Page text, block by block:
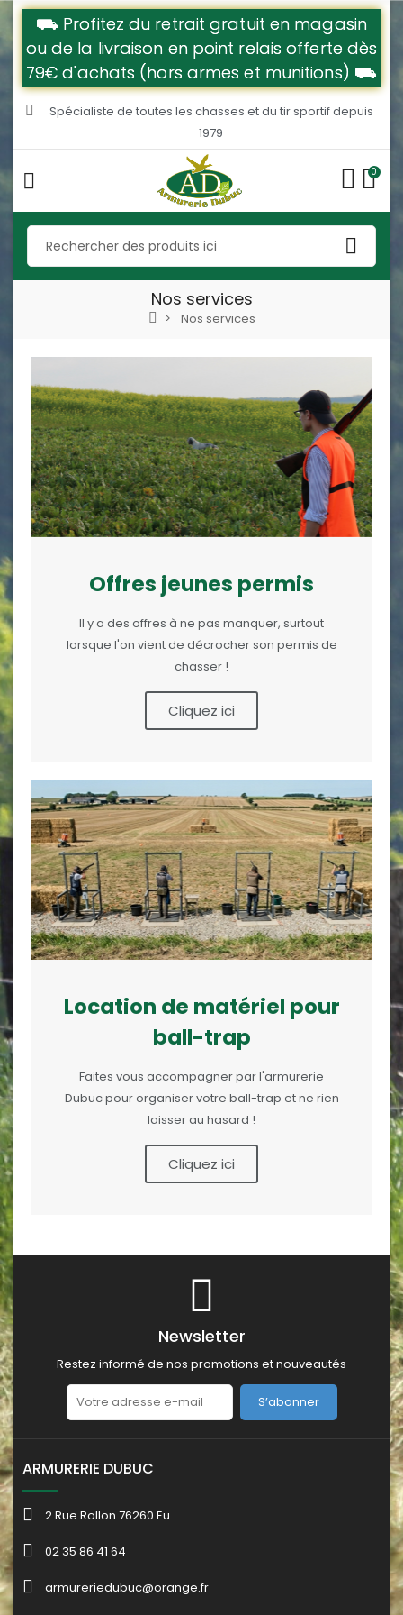
⛟ Profitez du retrait gratuit en magasin
ou de la livraison en point relais offerte dès
79€ d'achats (hors armes et munitions) ⛟
Spécialiste de toutes les chasses et du tir sportif depuis
1979
0
Nos services
Nos services
Offres jeunes permis
Il y a des offres à ne pas manquer, surtout
lorsque l'on vient de décrocher son permis de
chasser !
Cliquez ici
Location de matériel pour
ball-trap
Faites vous accompagner par l'armurerie
Dubuc pour organiser votre ball-trap et ne rien
laisser au hasard !
Cliquez ici
Newsletter
Restez informé de nos promotions et nouveautés
S’abonner
ARMURERIE DUBUC
2 Rue Rollon 76260 Eu
02 35 86 41 64
armureriedubuc@orange.fr